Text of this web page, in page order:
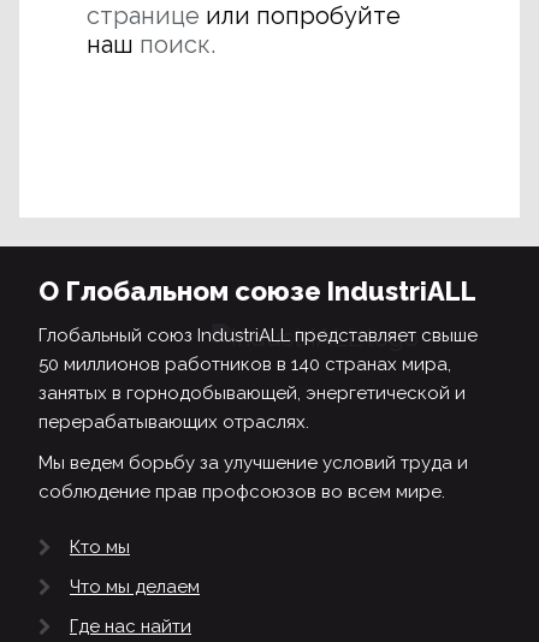
странице или попробуйте
наш поиск.
О Глобальном союзе IndustriALL
Глобальный союз IndustriALL представляет свыше
50 миллионов работников в 140 странах мира,
занятых в горнодобывающей, энергетической и
перерабатывающих отраслях.
Мы ведем борьбу за улучшение условий труда и
соблюдение прав профсоюзов во всем мире.
Кто мы
Что мы делаем
Где нас найти